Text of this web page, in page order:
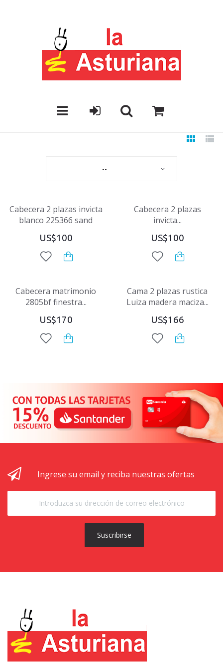
--
Cabecera 2 plazas invicta
blanco 225366 sand
US$100
Cabecera 2 plazas
invicta...
US$100
Cabecera matrimonio
2805bf finestra...
US$170
Cama 2 plazas rustica
Luiza madera maciza...
US$166
Ingrese su email y reciba nuestras ofertas
Suscribirse